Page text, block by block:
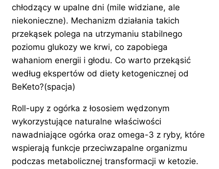
chłodzący w upalne dni (mile widziane, ale
niekonieczne). Mechanizm działania takich
przekąsek polega na utrzymaniu stabilnego
poziomu glukozy we krwi, co zapobiega
wahaniom energii i głodu. Co warto przekąsić
według ekspertów od diety ketogenicznej od
BeKeto?(spacja)
Roll-upy z ogórka z łososiem wędzonym
wykorzystujące naturalne właściwości
nawadniające ogórka oraz omega-3 z ryby, które
wspierają funkcje przeciwzapalne organizmu
podczas metabolicznej transformacji w ketozie.